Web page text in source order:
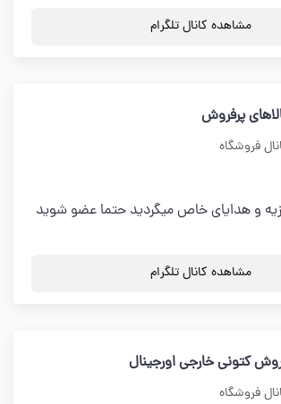
مشاهده کانال تلگرام
پرفروش
فروشگاه
و هدایای خاص میگردید حتما عضو شوید
مشاهده کانال تلگرام
کتونی خارجی اورجینال
فروشگاه